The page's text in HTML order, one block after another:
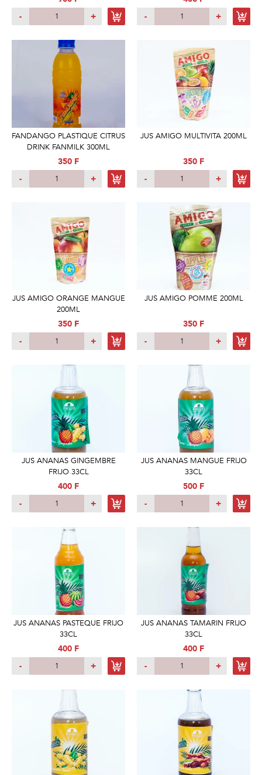
-
+
-
+
FANDANGO PLASTIQUE CITRUS
DRINK FANMILK 300ML
350 F
-
+
JUS AMIGO MULTIVITA 200ML
350 F
-
+
JUS AMIGO ORANGE MANGUE
200ML
350 F
-
+
JUS AMIGO POMME 200ML
350 F
-
+
JUS ANANAS GINGEMBRE
FRIJO 33CL
400 F
-
+
JUS ANANAS MANGUE FRIJO
33CL
500 F
-
+
JUS ANANAS PASTEQUE FRIJO
33CL
400 F
-
+
JUS ANANAS TAMARIN FRIJO
33CL
400 F
-
+